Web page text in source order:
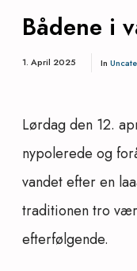
Bådene i
1. April 2025 In
Lørdag den 12.
nypolerede og
vandet efter en
traditionen tro
efterfølgende.